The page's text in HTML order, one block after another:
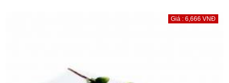
Giá : 6,666 VNĐ